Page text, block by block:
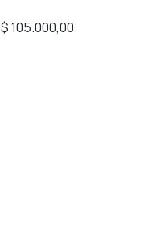
$105.000,00